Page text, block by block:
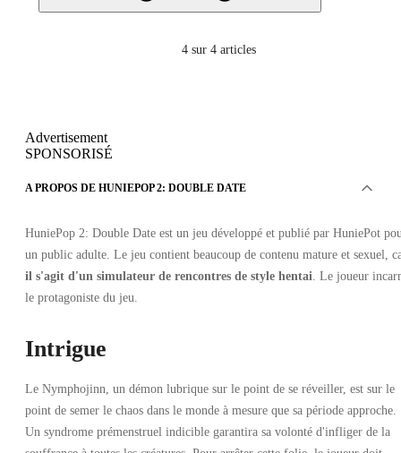
4 sur 4 articles
Advertisement
SPONSORISÉ
A PROPOS DE HUNIEPOP 2: DOUBLE DATE
HuniePop 2: Double Date est un jeu développé et publié par HuniePot
un public adulte. Le jeu contient beaucoup de contenu mature et sexuel,
il s'agit d'un simulateur de rencontres de style hentai. Le joueur
le protagoniste du jeu.
Intrigue
Le Nymphojinn, un démon lubrique sur le point de se réveiller, est sur le
point de semer le chaos dans le monde à mesure que sa période approche.
Un syndrome prémenstruel indicible garantira sa volonté d'infliger de la